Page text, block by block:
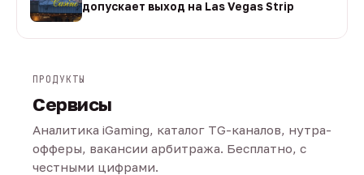
допускает выход на Las Vegas Strip
ПРОДУКТЫ
Сервисы
Аналитика iGaming, каталог TG-каналов, нутра-
офферы, вакансии арбитража. Бесплатно, с
честными цифрами.